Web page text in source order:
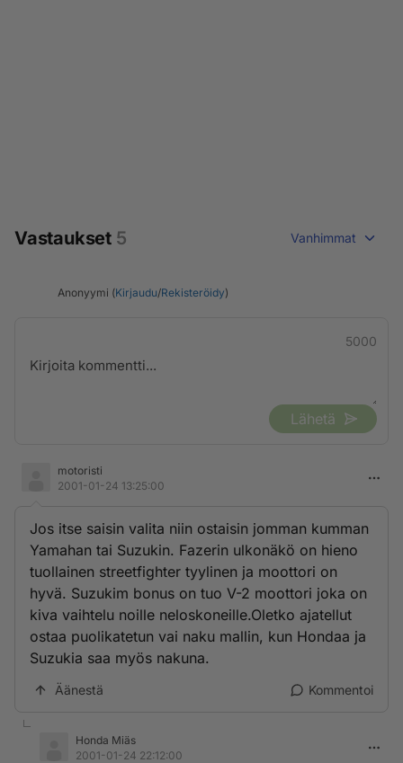
Vastaukset 5 Vanhimmat
Anonyymi (Kirjaudu/Rekisteröidy)
5000
Lähetä
motoristi
2001-01-24 13:25:00
Jos itse saisin valita niin ostaisin jomman kumman
Yamahan tai Suzukin. Fazerin ulkonäkö on hieno
tuollainen streetfighter tyylinen ja moottori on
hyvä. Suzukim bonus on tuo V-2 moottori joka on
kiva vaihtelu noille neloskoneille.Oletko ajatellut
ostaa puolikatetun vai naku mallin, kun Hondaa ja
Suzukia saa myös nakuna.
Äänestä Kommentoi
Honda Miäs
2001-01-24 22:12:00